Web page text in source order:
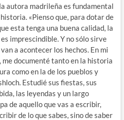
autora madrileña es fundamental
«Pienso que, para dotar de
esta tenga una buena calidad, la
imprescindible. Y no sólo sirve
a acontecer los hechos. En mi
me documenté tanto en la historia
como en la de los pueblos y
Estudié sus fiestas, sus
las leyendas y un largo
de aquello que vas a escribir,
de lo que sabes, sino de saber